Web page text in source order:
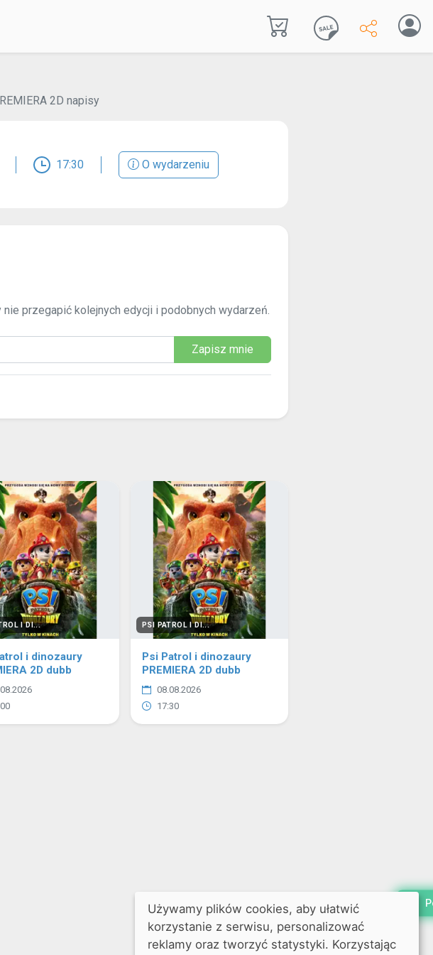
2D napisy
17:30 O wydarzeniu
przegapić kolejnych edycji i podobnych wydarzeń.
Zapisz mnie
I DI...
i dinozaury
2D dubb
PSI PATROL I DI...
Psi Patrol i dinozaury
PREMIERA 2D dubb
08.08.2026
17:30
Używamy plików cookies, aby ułatwić
korzystanie z serwisu, personalizować
reklamy oraz tworzyć statystyki. Korzystając